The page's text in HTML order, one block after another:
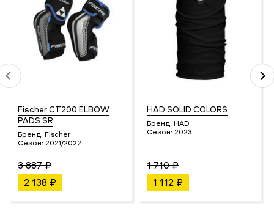
Fischer CT200 ELBOW
PADS SR
Бренд: Fischer
Сезон: 2021/2022
3 887 ₽
2 138 ₽
HAD SOLID COLORS
Бренд: HAD
Сезон: 2023
1 710 ₽
1 112 ₽